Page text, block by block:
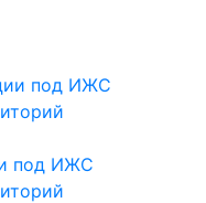
под ИЖС